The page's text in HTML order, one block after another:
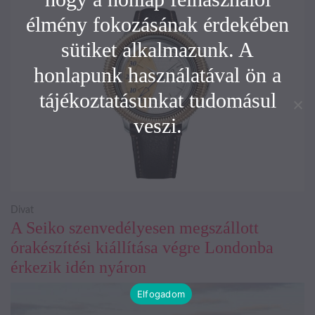
A Seiko szenvedélyesen megszállott
órakészítési kiállítása végre Londonba
érkezik idén nyáron
Divat
élmény fokozásának érdekében
sütiket alkalmazunk. A
honlapunk használatával ön a
tájékoztatásunkat tudomásul
veszi.
Elfogadom